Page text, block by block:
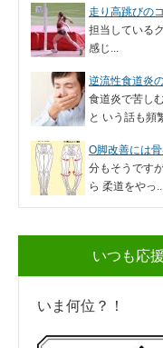
走り高跳びの
担当している
感じ...
逆流性食道炎
食道炎で苦し
と いう話も頻
O脚改善には
分もそうです
ら 柔道をやっ...
いつも応
いま何位？！